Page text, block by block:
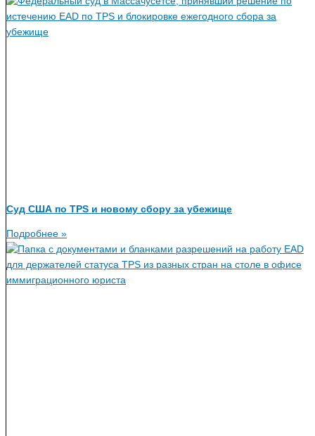
Суд США по TPS и новому сбору за убежище
Подробнее »